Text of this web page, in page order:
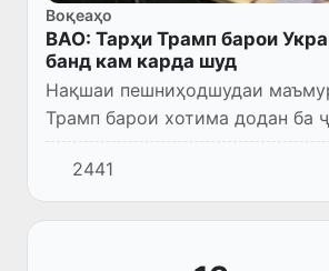
Воқеаҳо
ВАО: Тарҳи Трамп барои
банд кам карда шуд
Нақшаи пешниҳодшудаи
Трамп барои хотима додан ба
Украина аз 28 то 19 банд кам
Тағйирот пас аз музокирот дар
амалӣ гардиданд.
2441